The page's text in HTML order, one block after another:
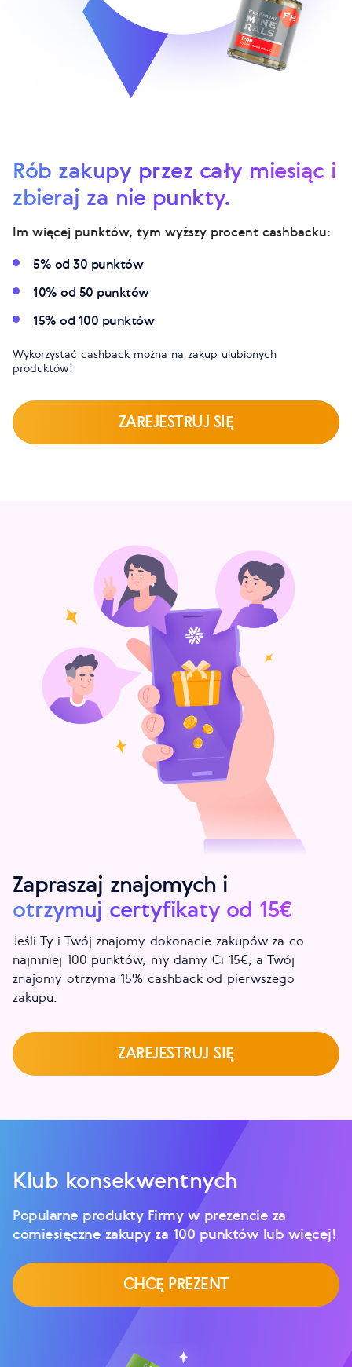
Rób zakupy przez cały miesiąc i
zbieraj za nie punkty.
Im więcej punktów, tym wyższy procent cashbacku:
5% od 30 punktów
10% od 50 punktów
15% od 100 punktów
Wykorzystać cashback można na zakup ulubionych
produktów!
ZAREJESTRUJ SIĘ
Zapraszaj znajomych i
otrzymuj certyfikaty od 15€
Jeśli Ty i Twój znajomy dokonacie zakupów za co
najmniej 100 punktów, my damy Ci 15€, a Twój
znajomy otrzyma 15% cashback od pierwszego
zakupu.
ZAREJESTRUJ SIĘ
Klub konsekwentnych
Popularne produkty Firmy w prezencie za
comiesięczne zakupy za 100 punktów lub więcej!
CHCĘ PREZENT